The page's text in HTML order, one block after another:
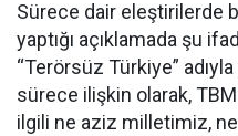
Sürece dair eleştirilerde
yaptığı açıklamada şu
“Terörsüz Türkiye”
sürece ilişkin olarak,
ilgili ne aziz milletimiz,